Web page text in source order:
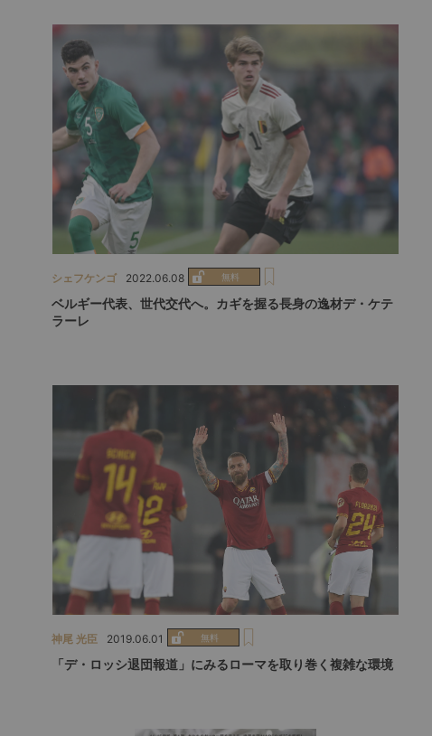
シェフケンゴ 2022.06.08
ベルギー代表、世代交代へ。カギを握る長身の逸材デ・ケテ
ラーレ
神尾 光臣 2019.06.01
「デ・ロッシ退団報道」にみるローマを取り巻く複雑な環境